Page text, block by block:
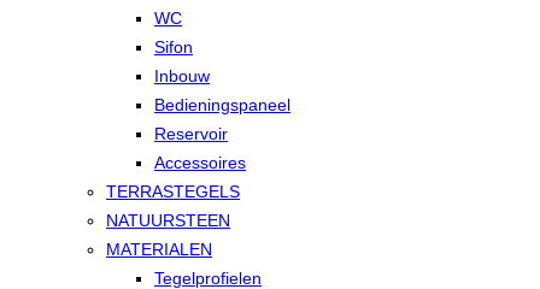
WC
Sifon
Inbouw
Bedieningspaneel
Reservoir
Accessoires
TERRASTEGELS
NATUURSTEEN
MATERIALEN
Tegelprofielen